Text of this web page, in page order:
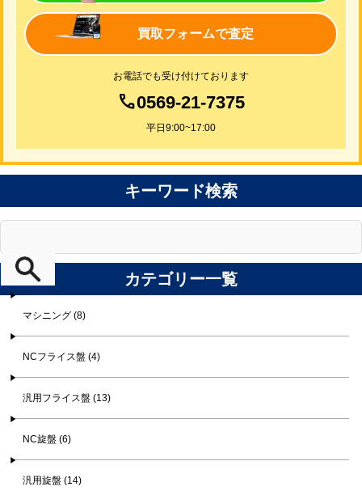
買取フォームで査定
お電話でも受け付けております
0569-21-7375
平日9:00~17:00
キーワード検索
カテゴリー一覧
マシニング (8)
NCフライス盤 (4)
汎用フライス盤 (13)
NC旋盤 (6)
汎用旋盤 (14)